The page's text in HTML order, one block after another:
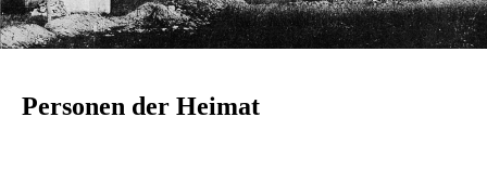
Personen der Heimat